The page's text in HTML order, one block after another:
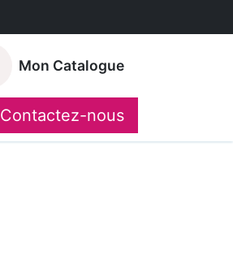
Mon Catalogue
CompoShop
Contactez-nous